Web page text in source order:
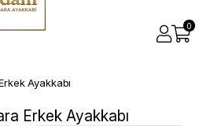
0
Ayakkabı
Erkek Ayakkabı